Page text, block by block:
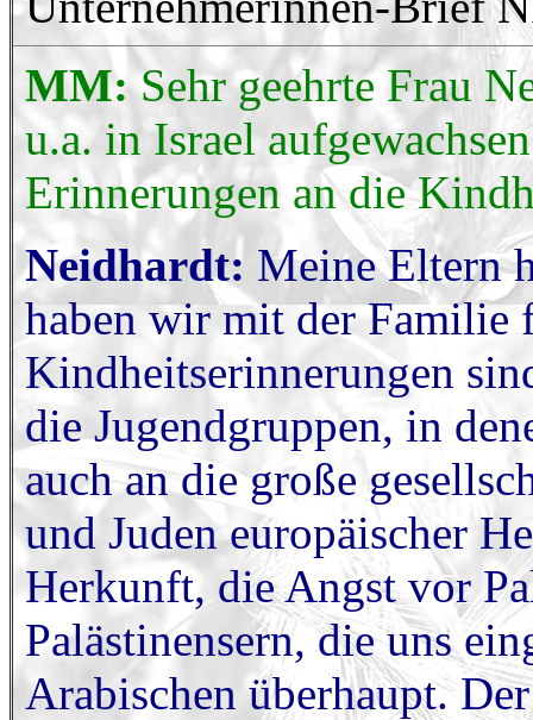
MM:Sehr geehrte Frau
u.a. in Israel
Erinnerungen an die
Neidhardt: Meine Eltern
haben wir mit der Familie
Kindheitserinnerungen
die Jugendgruppen, in
auch an die große
und Juden europäischer
Herkunft, die Angst vor
Palästinensern, die uns
Arabischen überhaupt.